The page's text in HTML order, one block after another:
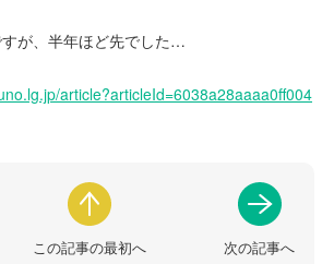
が、半年ほど先でした…
article?articleId=6038a28aaaa0ff004
この記事の最初へ 次の記事へ